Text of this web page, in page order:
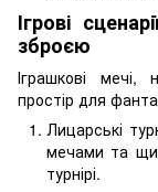
Ігрові
зброєю
Іграшкові
простір для
Лицарські
мечами та
турнірі.